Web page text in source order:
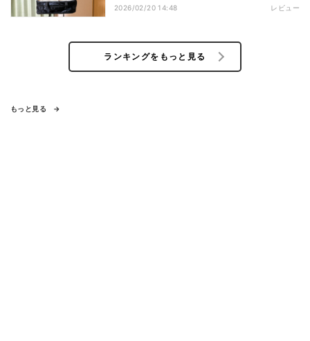
2026/02/20 14:48 レビュー
ランキングをもっと見る
もっと見る